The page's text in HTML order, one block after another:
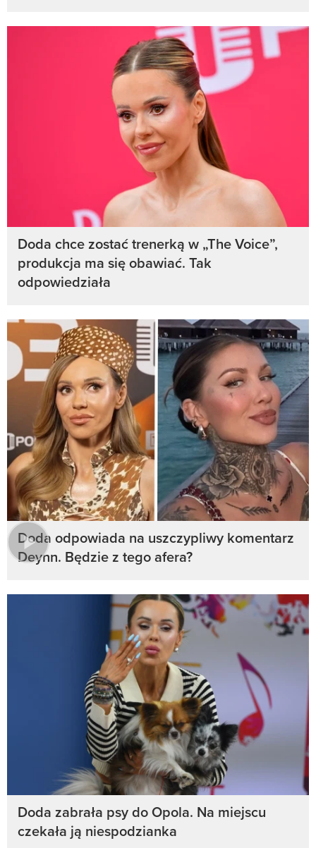
Doda chce zostać trenerką w „The Voice”,
produkcja ma się obawiać. Tak
odpowiedziała
Doda odpowiada na uszczypliwy komentarz
Deynn. Będzie z tego afera?
Doda zabrała psy do Opola. Na miejscu
czekała ją niespodzianka